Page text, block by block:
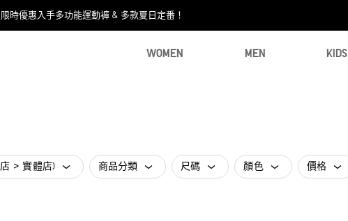
時優惠入手多功能運動褲 & 多款夏日定番！​
WOMEN MEN KIDS
> 實體店) 商品分類 尺碼 顏色 價格